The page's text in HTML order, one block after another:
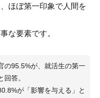
ほぼ第一印象で人間を
な要素です。
の95.5%が、就活生の第一
答。
が「影響を与える」と